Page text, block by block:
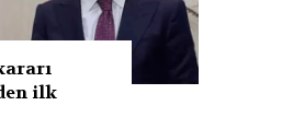
ilk